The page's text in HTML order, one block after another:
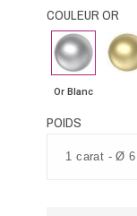
COULEUR OR
Or
Blanc
Or Blanc
Or
Jaune
POIDS